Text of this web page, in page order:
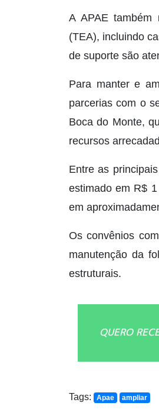
A APAE também
(TEA), incluindo
de suporte são
Para manter e
parcerias com o
Boca do Monte,
recursos
Entre as
estimado em R$
em
Os convênios
manutenção da
estruturais.
QUERO
Tags: Apae ampliar